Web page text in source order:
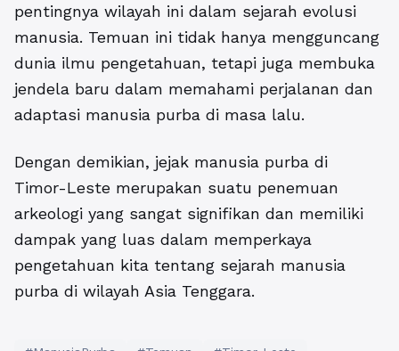
pentingnya wilayah ini dalam sejarah evolusi
manusia. Temuan ini tidak hanya mengguncang
dunia ilmu pengetahuan, tetapi juga membuka
jendela baru dalam memahami perjalanan dan
adaptasi manusia purba di masa lalu.
Dengan demikian, jejak manusia purba di
Timor-Leste merupakan suatu penemuan
arkeologi yang sangat signifikan dan memiliki
dampak yang luas dalam memperkaya
pengetahuan kita tentang sejarah manusia
purba di wilayah Asia Tenggara.